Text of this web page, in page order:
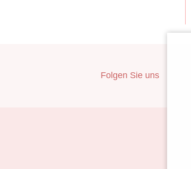
Folgen Sie uns